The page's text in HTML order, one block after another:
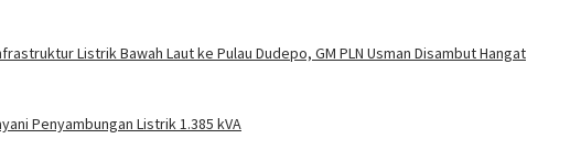
Listrik Bawah Laut ke Pulau Dudepo, GM PLN Usman Disambut Hangat
Penyambungan Listrik 1.385 kVA